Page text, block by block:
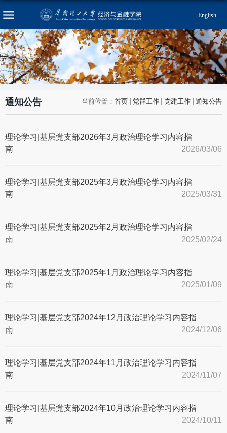
English
当前位置： 首页 党群工作 党建工作 通知公告
通知公告
理论学习|基层党支部2026年3月政治理论学习内容指
南
2026/03/06
理论学习|基层党支部2025年3月政治理论学习内容指
南
2025/03/31
理论学习|基层党支部2025年2月政治理论学习内容指
南
2025/02/24
理论学习|基层党支部2025年1月政治理论学习内容指
南
2025/01/09
理论学习|基层党支部2024年12月政治理论学习内容指
南
2024/12/06
理论学习|基层党支部2024年11月政治理论学习内容指
南
2024/11/07
理论学习|基层党支部2024年10月政治理论学习内容指
南
2024/10/11